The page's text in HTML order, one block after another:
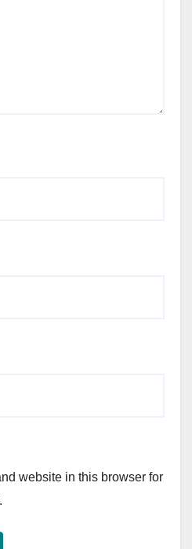
website in this browser for